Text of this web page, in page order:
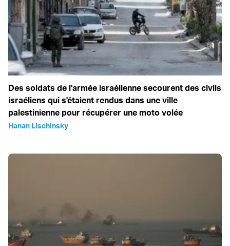
Des soldats de l'armée israélienne secourent des civils
israéliens qui s'étaient rendus dans une ville
palestinienne pour récupérer une moto volée
Hanan Lischinsky